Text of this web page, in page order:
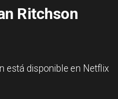
Ritchson
está disponible en Netflix